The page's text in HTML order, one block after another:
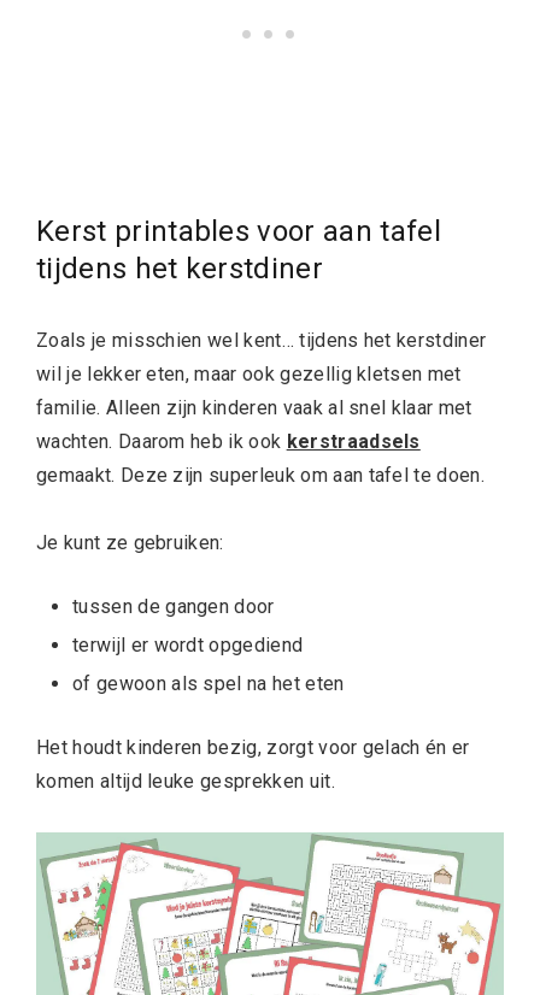
Kerst printables voor aan tafel
tijdens het kerstdiner
Zoals je misschien wel kent… tijdens het kerstdiner
wil je lekker eten, maar ook gezellig kletsen met
familie. Alleen zijn kinderen vaak al snel klaar met
wachten. Daarom heb ik ook kerstraadsels
gemaakt. Deze zijn superleuk om aan tafel te doen.
Je kunt ze gebruiken:
tussen de gangen door
terwijl er wordt opgediend
of gewoon als spel na het eten
Het houdt kinderen bezig, zorgt voor gelach én er
komen altijd leuke gesprekken uit.